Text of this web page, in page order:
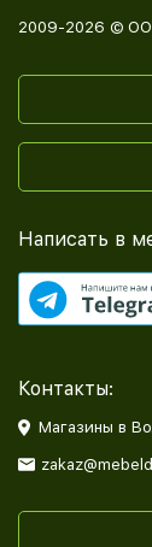
2009-2026 ©
Написать в
Контакты:
Магазины в